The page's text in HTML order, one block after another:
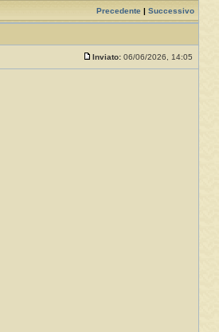
Precedente Successivo
Inviato: 06/06/2026, 14:05